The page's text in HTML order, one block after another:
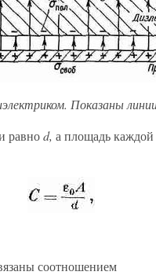
Показаны
равноd, а пло­щадь
соотношением